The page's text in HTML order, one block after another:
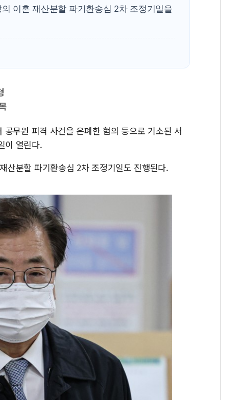
이혼 재산분할 파기환송심 2차 조정기일을
무원 피격 사건을 은폐한 혐의 등으로 기소된 서
이 열린다.
산분할 파기환송심 2차 조정기일도 진행된다.